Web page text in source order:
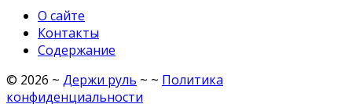
О сайте
Контакты
Содержание
© 2026 ~ Держи руль ~ ~ Политика
конфиденциальности